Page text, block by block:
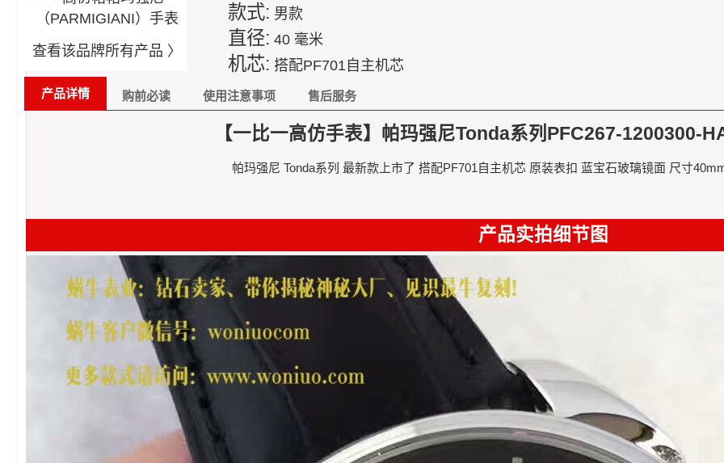
查看该品牌所有产品 〉
款式: 男款
直径: 40 毫米
机芯: 搭配PF701自主机芯
产品详情 购前必读 使用注意事项 售后服务
【一比一高仿手表】帕玛强尼Tonda系列PFC267-1200300-
帕玛强尼 Tonda系列 最新款上市了 搭配PF701自主机芯 原装表扣 蓝宝石玻璃镜面 尺寸
产品实拍细节图